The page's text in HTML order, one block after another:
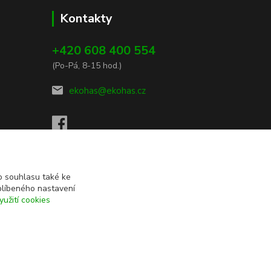
Kontakty
+420 608 400 554
(Po-Pá, 8-15 hod.)
ekohas@ekohas.cz
souhlasu také ke
nastavení
cookies